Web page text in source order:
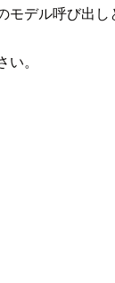
デル呼び出し
。